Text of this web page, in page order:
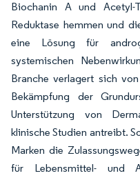
Biochanin A und Acetyl-
Reduktase hemmen und
eine Lösung für
systemischen
Branche verlagert sich
Bekämpfung der
Unterstützung von
klinische Studien antreibt.
Marken die
für Lebensmittel- und